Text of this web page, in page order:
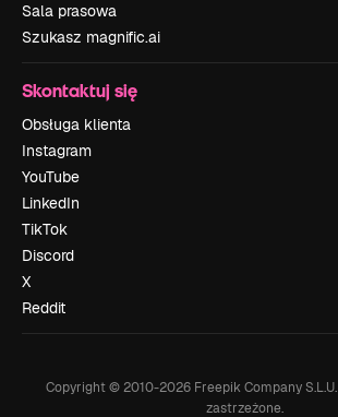
Sala prasowa
Szukasz magnific.ai
Skontaktuj się
Obsługa klienta
Instagram
YouTube
LinkedIn
TikTok
Discord
X
Reddit
Copyright © 2010-2026Freepik Company S.L.U.
zastrzeżone.